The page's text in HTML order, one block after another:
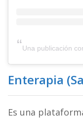
Una publicación
Enterapia
Es una